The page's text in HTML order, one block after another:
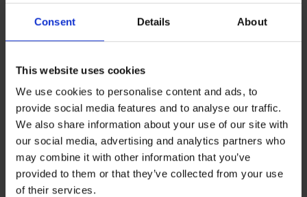
Consent Details About
This website uses cookies
We use cookies to personalise content and ads, to
provide social media features and to analyse our traffic.
We also share information about your use of our site with
our social media, advertising and analytics partners who
may combine it with other information that you’ve
provided to them or that they’ve collected from your use
of their services.
Meest gekochte kleuren
zwart
Meest gekochte maten
XL XXXL M
5% van de aankoop Kopen zonder risico
Voordelige